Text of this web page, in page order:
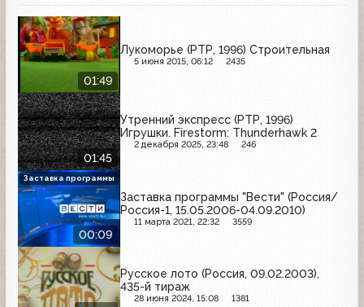
01:49
Лукоморье (РТР, 1996) Строительная
5 июня 2015, 06:12 2435
01:45
Утренний экспресс (РТР, 1996)
Игрушки. Firestorm: Thunderhawk 2
2 декабря 2025, 23:48 246
00:09
Заставка программы "Вести" (Россия/
Россия-1, 15.05.2006-04.09.2010)
11 марта 2021, 22:32 3559
Заставка программы
Русское лото (Россия, 09.02.2003),
435-й тираж
28 июня 2024, 15:08 1381